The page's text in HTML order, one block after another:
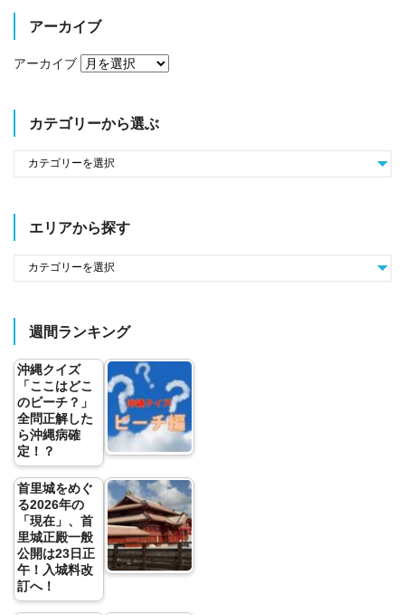
アーカイブ
アーカイブ
カテゴリーから選ぶ
エリアから探す
週間ランキング
沖縄クイズ
「ここはどこ
のビーチ？」
全問正解した
ら沖縄病確
定！？
首里城をめぐ
る2026年の
「現在」、首
里城正殿一般
公開は23日正
午！入城料改
訂へ！